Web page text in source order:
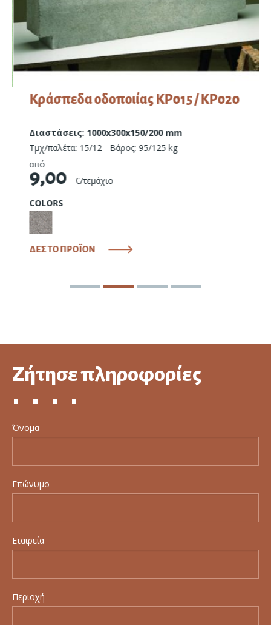
Κράσπεδα οδοποιίας ΚΡ015 / ΚΡ020
Διαστάσεις: 1000x300x150/200 mm
Τμχ/παλέτα: 15/12 - Βάρος: 95/125 kg
από
9,00
€/τεμάχιο
COLORS
ΔΕΣ ΤΟ ΠΡΟΪΟΝ
Ζήτησε πληροφορίες
Όνομα
Επώνυμο
Εταιρεία
Περιοχή